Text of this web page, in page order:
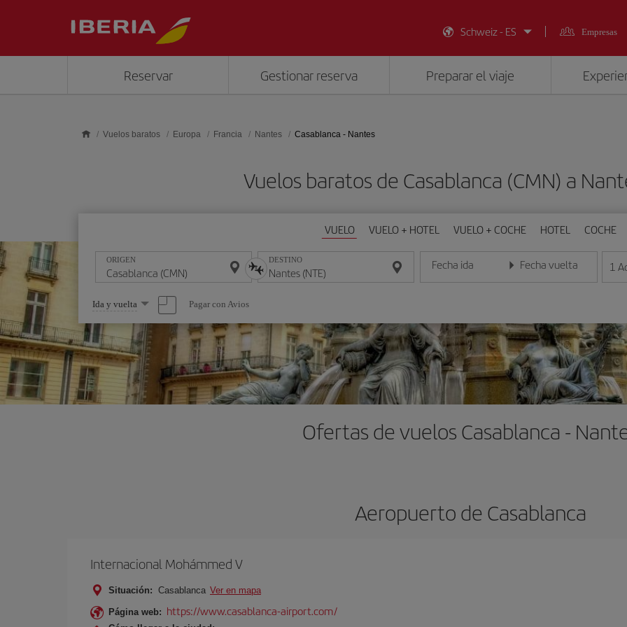
Schweiz - ES
Empresas
Reservar Gestionar reserva Preparar el viaje
Vuelos baratos Europa Francia Nantes Casablanca - Nantes
Vuelos baratos de Casablanca (CMN) a
VUELO VUELO + HOTEL VUELO + COCHE HOTEL COCHE
ORIGEN DESTINO Fecha ida
Introduce la fecha en formato día/mes/año
Fecha vuelta
Introduce la fecha en 1
Seleccione
una
opción
Ida y vuelta Pagar con Avios
Ofertas de vuelos Casablanca -
Aeropuerto de Casablanca
Internacional Mohámmed V
Situación: Casablanca Ver en mapa
Página web: https://www.casablanca-airport.com/